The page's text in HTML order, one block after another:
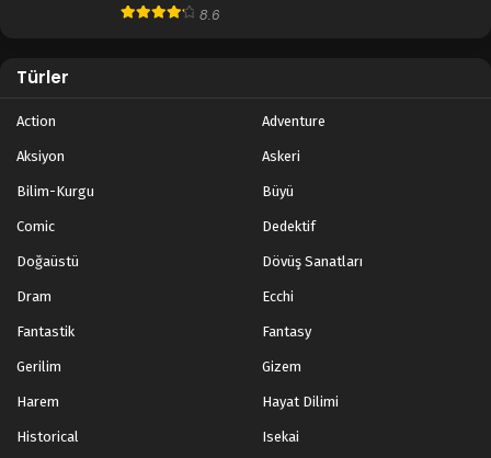
8.6
Türler
Action Adventure
Aksiyon Askeri
Bilim-Kurgu Büyü
Comic Dedektif
Doğaüstü Dövüş Sanatları
Dram Ecchi
Fantastik Fantasy
Gerilim Gizem
Harem Hayat Dilimi
Historical Isekai